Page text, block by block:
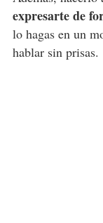
expresarte de
lo hagas en un
hablar sin prisas.